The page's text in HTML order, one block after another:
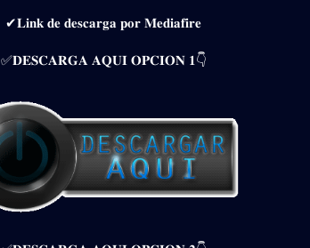
✔𝐋𝐢𝐧𝐤 𝐝𝐞 𝐝𝐞𝐬𝐜𝐚𝐫𝐠𝐚 𝐩𝐨𝐫 𝐌𝐞𝐝𝐢𝐚𝐟𝐢𝐫𝐞
✅𝐃𝐄𝐒𝐂𝐀𝐑𝐆𝐀 𝐀𝐐𝐔𝐈 𝐎𝐏𝐂𝐈𝐎𝐍 𝟏👇